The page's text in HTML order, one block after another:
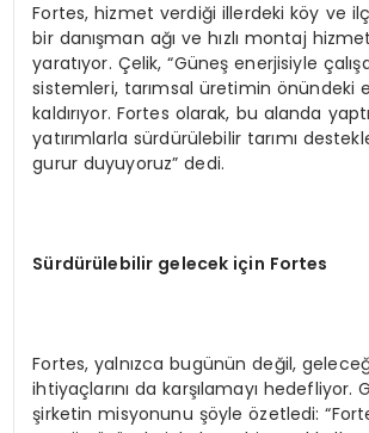
Fortes, hizmet verdiği illerdeki köy ve
bir danışman ağı ve hızlı montaj
yaratıyor. Çelik, “Güneş enerjisiyle
sistemleri, tarımsal üretimin önündeki
kaldırıyor. Fortes olarak, bu alanda
yatırımlarla sürdürülebilir tarımı
gurur duyuyoruz” dedi.
Sürdürülebilir gelecek için Fortes
Fortes, yalnızca bugünün değil,
ihtiyaçlarını da karşılamayı hedefliyor.
şirketin misyonunu şöyle özetledi: